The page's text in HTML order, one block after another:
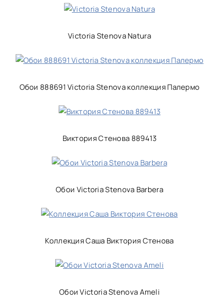
Victoria Stenova Natura
Обои 888691 Victoria Stenova коллекция Палермо
Виктория Стенова 889413
Обои Victoria Stenova Barbera
Коллекция Саша Виктория Стенова
Обои Victoria Stenova Ameli